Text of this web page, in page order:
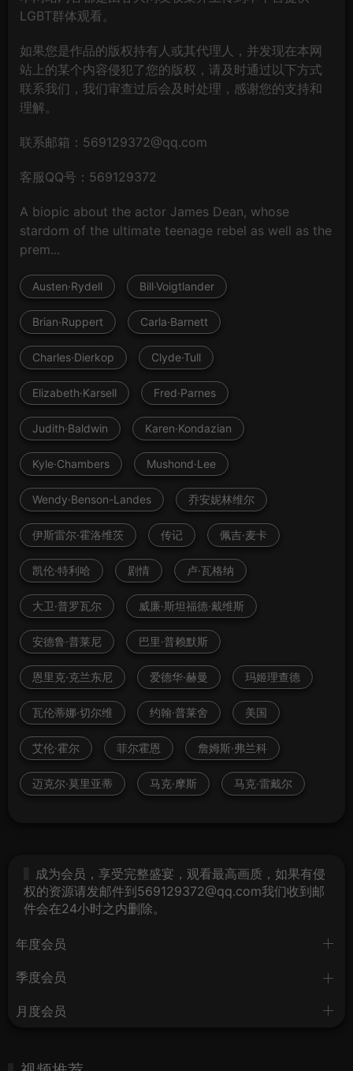
LGBT群体观看。
如果您是作品的版权持有人或其代理人，并发现在本网
站上的某个内容侵犯了您的版权，请及时通过以下方式
联系我们，我们审查过后会及时处理，感谢您的支持和
理解。
联系邮箱：569129372@qq.com
客服QQ号：569129372
A biopic about the actor James Dean, whose
stardom of the ultimate teenage rebel as well as the
prem...
Austen·Rydell Bill·Voigtlander
Brian·Ruppert Carla·Barnett
Charles·Dierkop Clyde·Tull
Elizabeth·Karsell Fred·Parnes
Judith·Baldwin Karen·Kondazian
Kyle·Chambers Mushond·Lee
Wendy·Benson-Landes 乔安妮林维尔
伊斯雷尔·霍洛维茨 传记 佩吉·麦卡
凯伦·特利哈 剧情 卢·瓦格纳
大卫·普罗瓦尔 威廉·斯坦福德·戴维斯
安德鲁·普莱尼 巴里·普赖默斯
恩里克·克兰东尼 爱德华·赫曼 玛姬理查德
瓦伦蒂娜·切尔维 约翰·普莱舍 美国
艾伦·霍尔 菲尔霍恩 詹姆斯·弗兰科
迈克尔·莫里亚蒂 马克·摩斯 马克·雷戴尔
成为会员，享受完整盛宴，观看最高画质，如果有侵
权的资源请发邮件到569129372@qq.com我们收到邮
件会在24小时之内删除。
年度会员
季度会员
月度会员